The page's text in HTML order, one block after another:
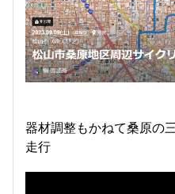
器材調整もかねて桑原の
走行